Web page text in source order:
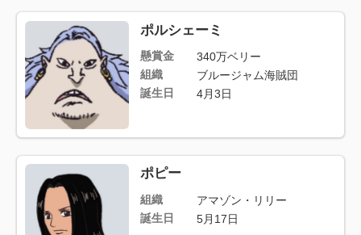
ポルシェーミ
懸賞金
340万ベリー
組織
ブルージャム海賊団
誕生日
4月3日
ポピー
組織
アマゾン・リリー
誕生日
5月17日